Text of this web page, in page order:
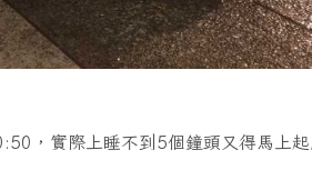
，實際上睡不到5個鐘頭又得馬上